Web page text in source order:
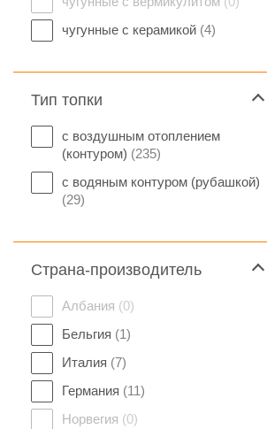
чугунные с керамикой (4)
Тип топки
с воздушным отоплением
(контуром) (235)
с водяным контуром (рубашкой)
(29)
Страна-производитель
Албания (0)
Бельгия (1)
Италия (7)
Германия (11)
Норвегия (0)